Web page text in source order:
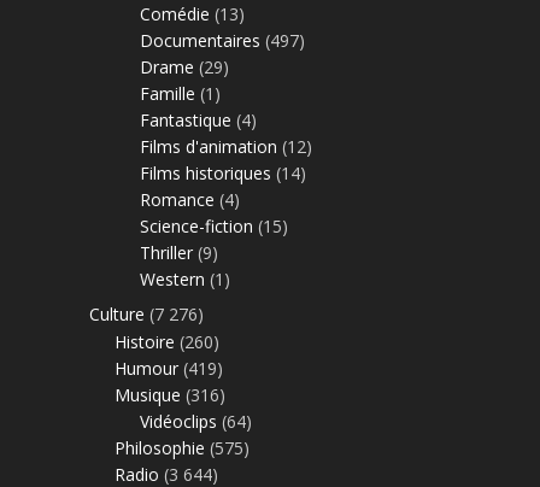
Comédie (13)
Documentaires (497)
Drame (29)
Famille (1)
Fantastique (4)
Films d'animation (12)
Films historiques (14)
Romance (4)
Science-fiction (15)
Thriller (9)
Western (1)
Culture (7 276)
Histoire (260)
Humour (419)
Musique (316)
Vidéoclips (64)
Philosophie (575)
Radio (3 644)